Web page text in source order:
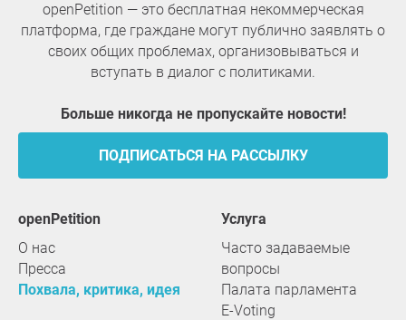
openPetition — это бесплатная некоммерческая
платформа, где граждане могут публично заявлять о
своих общих проблемах, организовываться и
вступать в диалог с политиками.
Больше никогда не пропускайте новости!
ПОДПИСАТЬСЯ НА РАССЫЛКУ
openPetition
О нас
Пресса
Похвала, критика, идея
услуга
Часто задаваемые
вопросы
Палата парламента
E-Voting